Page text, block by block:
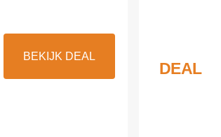
BEKIJK DEAL
DEAL